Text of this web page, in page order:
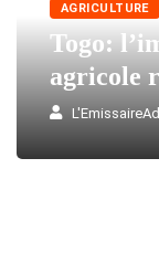
AGRICULTURE
Togo:
agricole